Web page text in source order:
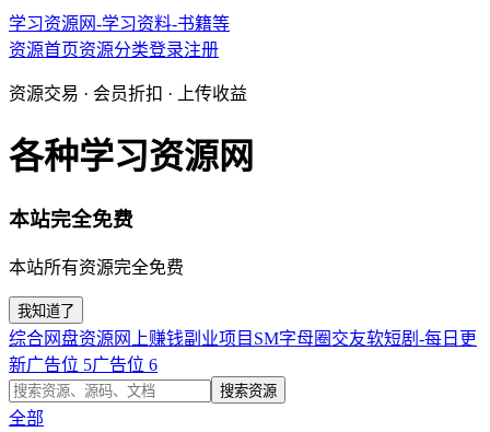
学习资源网-学习资料-书籍等
资源首页资源分类登录注册
资源交易 · 会员折扣 · 上传收益
各种学习资源网
本站完全免费
本站所有资源完全免费
我知道了
综合网盘资源 网上赚钱副业项目 SM字母圈交友软短剧-每日更
新广告位 5广告位 6
搜索资源
全部